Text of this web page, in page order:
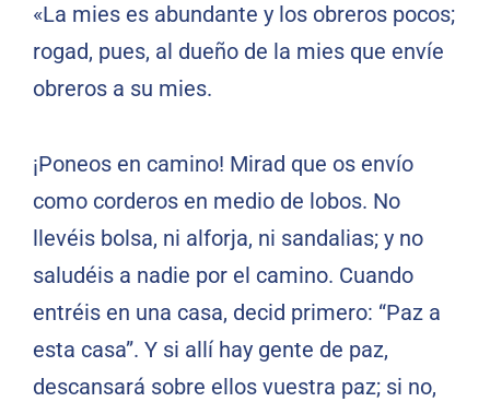
«La mies es abundante y los obreros pocos;
rogad, pues, al dueño de la mies que envíe
obreros a su mies.
¡Poneos en camino! Mirad que os envío
como corderos en medio de lobos. No
llevéis bolsa, ni alforja, ni sandalias; y no
saludéis a nadie por el camino. Cuando
entréis en una casa, decid primero: “Paz a
esta casa”. Y si allí hay gente de paz,
descansará sobre ellos vuestra paz; si no,